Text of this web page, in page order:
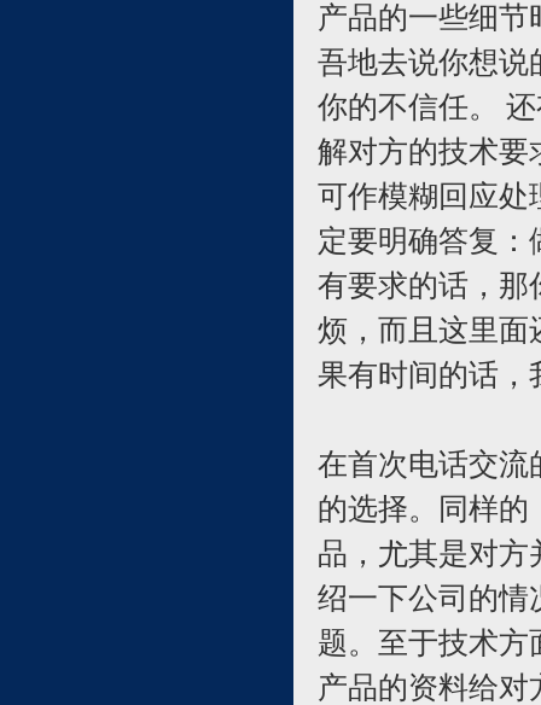
产品的一些细
吾地去说你想说
你的不信任。
解对方的技术要
可作模糊回应处
定要明确答复
有要求的话，那
烦，而且这里面
果有时间的话
在首次电话交流
的选择。同样的
品，尤其是对方
绍一下公司的情
题。至于技术方
产品的资料给